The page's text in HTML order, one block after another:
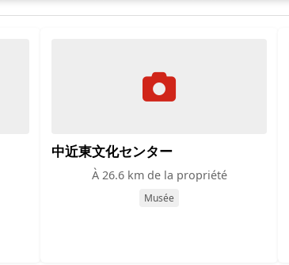
中近東文化センター
À 26.6 km de la propriété
Musée